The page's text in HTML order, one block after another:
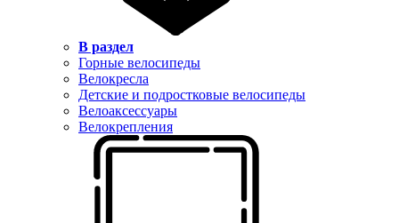
В раздел
Горные велосипеды
Велокресла
Детские и подростковые велосипеды
Велоаксессуары
Велокрепления